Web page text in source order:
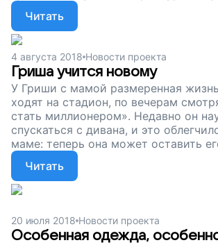
довольно дальняя, мальчику нужно
автокресло. В кресле он будет
сидеть, а значит, сможет стать
активнее. Сейчас мы собираем
кресло. Помогите Грише вернуть
отняла болезнь, поддержите наш
Читать
4 августа 2018 Новости проекта
Гриша учится новому
У Гриши с мамой размеренная
ходят на стадион, по вечерам
стать миллионером». Недавно он
спускаться с дивана, и это
маме: теперь она может оставить
позаниматься делами. Каждый
ребенка облегчает жизнь семье.
собираем деньги на специальное
чтобы Гриша правильно сидел в
перенапрягались, и он становился
Поддержите наш проект!
Читать
20 июля 2018 Новости проекта
Особенная одежда,